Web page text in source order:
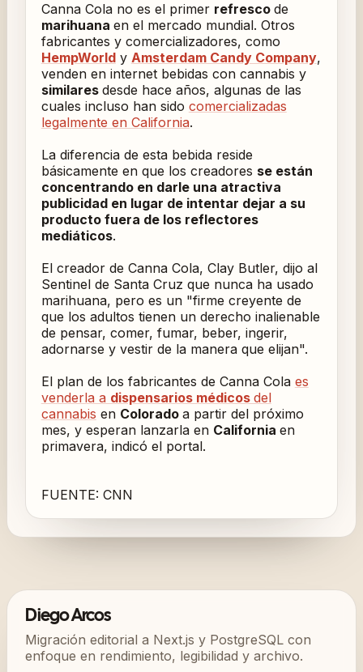
Canna Cola no es el primer refresco de
marihuana en el mercado mundial. Otros
fabricantes y comercializadores, como
HempWorldy Amsterdam Candy Company,
venden en internet bebidas con cannabis y
similares desde hace años, algunas de las
cuales incluso han sido comercializadas
legalmente en California.
La diferencia de esta bebida reside
básicamente en que los creadores se están
concentrando en darle una atractiva
publicidad en lugar de intentar dejar a su
producto fuera de los reflectores
mediáticos.
El creador de Canna Cola, Clay Butler, dijo al
Sentinelde Santa Cruz que nunca ha usado
marihuana, pero es un "firme creyente de
que los adultos tienen un derecho inalienable
de pensar, comer, fumar, beber, ingerir,
adornarse y vestir de la manera que elijan".
El plan de los fabricantes de Canna Cola es
venderla a dispensarios médicos del
cannabis en Colorado a partir del próximo
mes, y esperan lanzarla en California en
primavera, indicó el portal.
FUENTE: CNN
Diego Arcos
Migración editorial a Next.js y PostgreSQL con
enfoque en rendimiento, legibilidad y archivo.